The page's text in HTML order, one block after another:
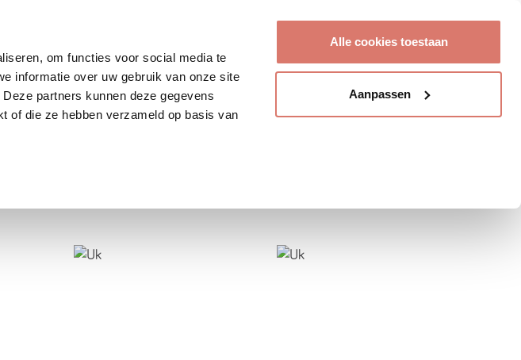
om functies voor social media te
informatie over uw gebruik van onze site
partners kunnen deze gegevens
of die ze hebben verzameld op basis van
Alle cookies toestaan
Aanpassen